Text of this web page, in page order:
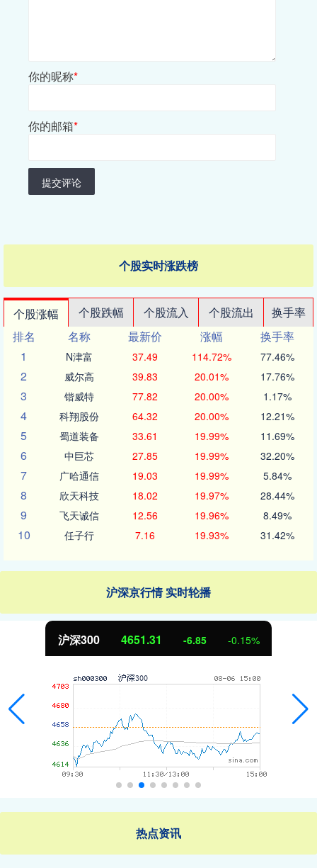
你的昵称*
你的邮箱*
提交评论
个股实时涨跌榜
个股涨幅 个股跌幅 个股流入 个股流出
换手率
排名
名称 最新价 涨幅
换手率
1
N津富 37.49 114.72% 77.46%
2 威尔高 39.83 20.01% 17.76%
3 锴威特 77.82 20.00% 1.17%
4 科翔股份 64.32 20.00% 12.21%
5 蜀道装备 33.61 19.99% 11.69%
6 中巨芯 27.85 19.99% 32.20%
7 广哈通信 19.03 19.99% 5.84%
8 欣天科技 18.02 19.97% 28.44%
9 飞天诚信 12.56 19.96% 8.49%
10 任子行 7.16 19.93% 31.42%
沪深京行情 实时轮播
沪深300 4651.31 -6.85 -0.15%
热点资讯